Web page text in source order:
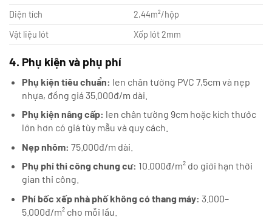
Diện tích
2,44m²/hộp
Vật liệu lót
Xốp lót 2mm
4. Phụ kiện và phụ phí
Phụ kiện tiêu chuẩn: len chân tường PVC 7,5cm và nẹp
nhựa, đồng giá 35.000đ/m dài.
Phụ kiện nâng cấp: len chân tường 9cm hoặc kích thước
lớn hơn có giá tùy mẫu và quy cách.
Nẹp nhôm: 75.000đ/m dài.
Phụ phí thi công chung cư: 10.000đ/m² do giới hạn thời
gian thi công.
Phí bốc xếp nhà phố không có thang máy: 3.000–
5.000đ/m² cho mỗi lầu.